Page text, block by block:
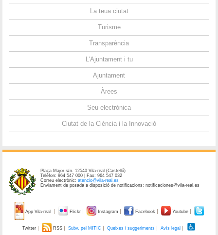
La teua ciutat
Turisme
Transparència
L'Ajuntament i tu
Ajuntament
Àrees
Seu electrònica
Ciutat de la Ciència i la Innovació
Plaça Major s/n. 12540 Vila-real (Castelló)
Telèfon: 964 547 000 | Fax: 964 547 032
Correu electrònic:atencio@vila-real.es
Enviament de posada a disposició de notificacions: notificaciones@vila-real.es
App Vila-real Flickr Instagram Facebook Youtube
Twitter RSS Subv. pel MITIC Queixes i suggeriments Avís legal